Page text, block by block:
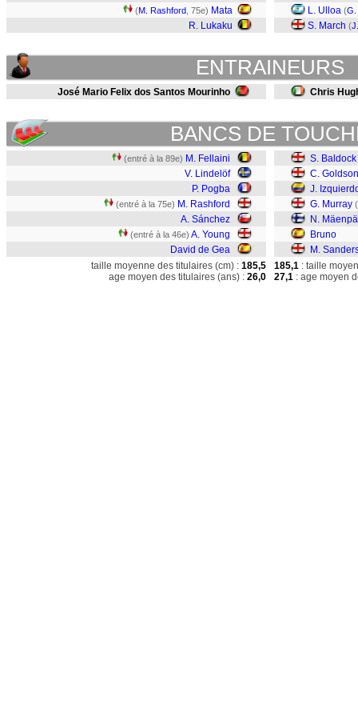
(M. Rashford , 75e) Mata
R. Lukaku
L. Ulloa (G.
S. March (
ENTRAINEURS
José Mario Felix dos Santos Mourinho Chris
BANCS DE
(entré à la 89e) M. Fellaini
V. Lindelöf
P. Pogba
(entré à la 75e) M. Rashford
A. Sánchez
(entré à la 46e) A. Young
David de Gea
S. Baldock
C. Goldson
J.
G. Murray
N.
Bruno
M.
taille moyenne des titulaires (cm) : 185,5
age moyen des titulaires (ans) : 26,0
185,1 : taille
27,1 : age moyen